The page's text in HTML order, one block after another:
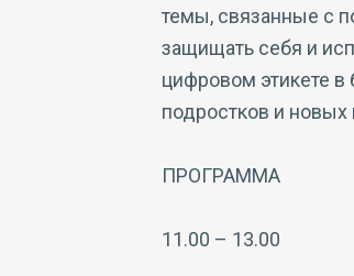
темы, связанные с
защищать себя и
цифровом этикете в
подростков и
ПРОГРАММА
11.00 – 13.00